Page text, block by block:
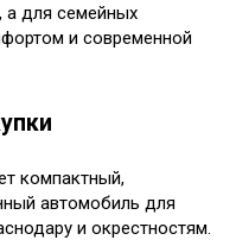
а для семейных
и современной
компактный,
автомобиль для
и окрестностям.